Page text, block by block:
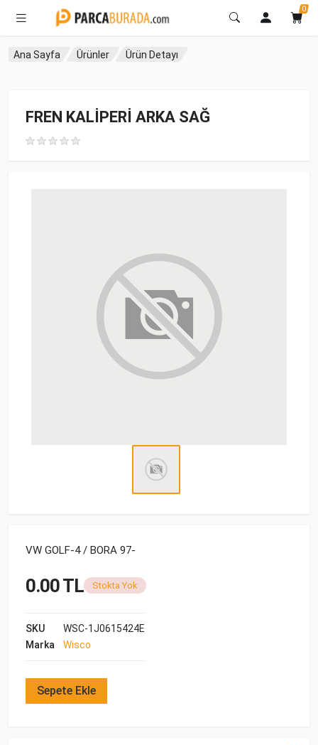
0
Ana Sayfa Ürünler Ürün Detayı
FREN KALİPERİ ARKA SAĞ
VW GOLF-4 / BORA 97-
0.00 TL Stokta Yok
SKU
WSC-1J0615424E
Marka
Wisco
Sepete Ekle